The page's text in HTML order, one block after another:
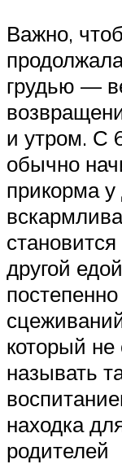
Важно,
грудью —
и утром. С
обычно
прикорма у
другой
который не
называть
находка
родителей